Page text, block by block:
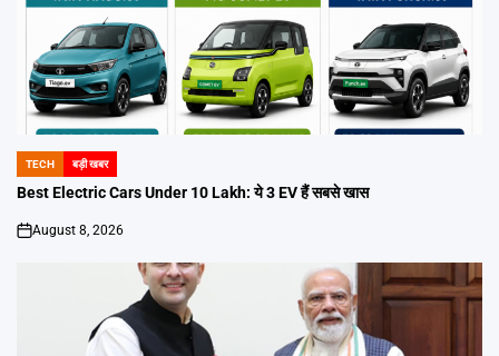
POSTED
IN
TECH बड़ी खबर
Best Electric Cars Under 10 Lakh: ये 3 EV हैं सबसे खास
on
August 8, 2026